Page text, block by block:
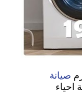
صيانة
احياء